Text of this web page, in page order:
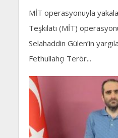
MİT operasyonuyla
Teşkilatı (MİT)
Selahaddin Gülen’in
Fethullahçı Terör...